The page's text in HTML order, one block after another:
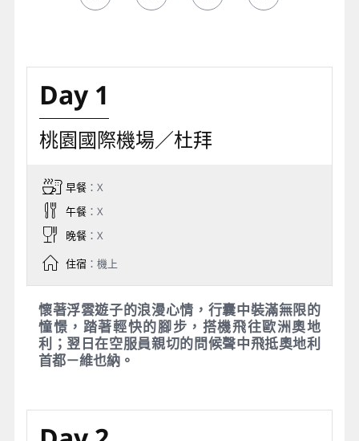
Day 1
桃園國際機場／杜拜
早餐：X
午餐：X
晚餐：X
住宿：機上
懷著浮雲遊子的浪漫心情，行囊中裝滿無限的
憧憬，踏著輕快的腳步，搭機飛往歐洲奧地
利；翌日在空服員親切的問候聲中飛抵奧地利
首都－維也納。